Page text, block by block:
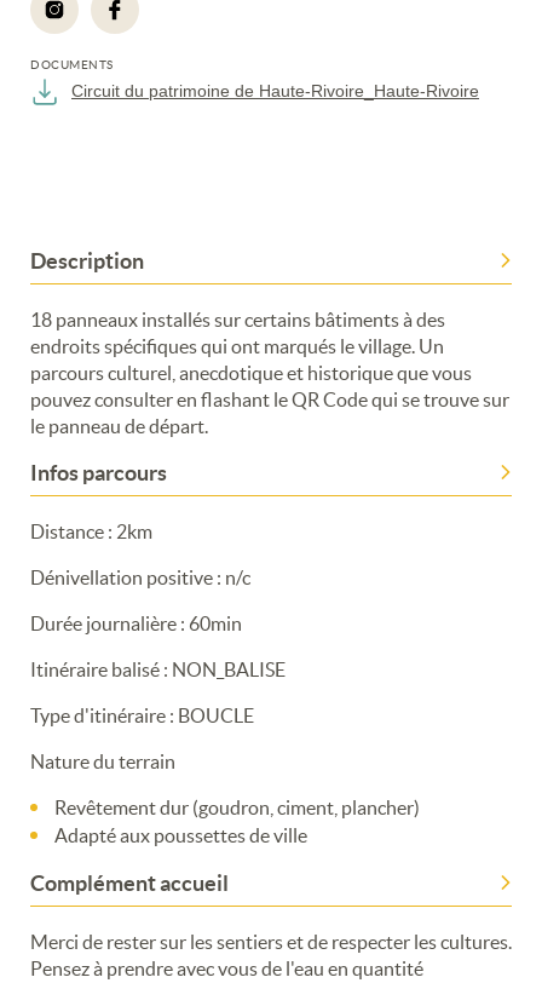
Description
18 panneaux installés sur certains bâtiments à des
endroits spécifiques qui ont marqués le village. Un
parcours culturel, anecdotique et historique que vous
pouvez consulter en flashant le QR Code qui se trouve sur
le panneau de départ.
Infos parcours
Distance : 2km
Dénivellation positive : n/c
Durée journalière : 60min
Itinéraire balisé : NON_BALISE
Type d'itinéraire : BOUCLE
Nature du terrain
Revêtement dur (goudron, ciment, plancher)
Adapté aux poussettes de ville
Complément accueil
Merci de rester sur les sentiers et de respecter les cultures.
Pensez à prendre avec vous de l'eau en quantité
DOCUMENTS
Circuit du patrimoine de Haute-Rivoire_Haute-Rivoire